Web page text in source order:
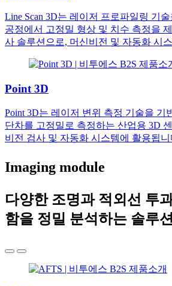
Line Scan 3D는 레이저 프로파일링 기
공정에서 고정밀 형상 및 치수 측정을
사 솔루션으로, 머신비전 및 자동화 시
Point 3D
Point 3D는 레이저 변위 측정 기술을 기
단차를 고정밀로 측정하는 산업용 3D
비전 검사 및 자동화 시스템에 활용됩니
Imaging module
다양한 조명과 적외선 투
함을 정밀 분석하는 솔루션